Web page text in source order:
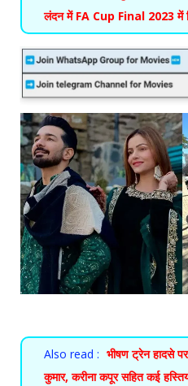
लंदन में FA Cup Final 2023 में
Also read : भीषण ट्रेन हादसे
कुमार, करीना कपूर सहित कई